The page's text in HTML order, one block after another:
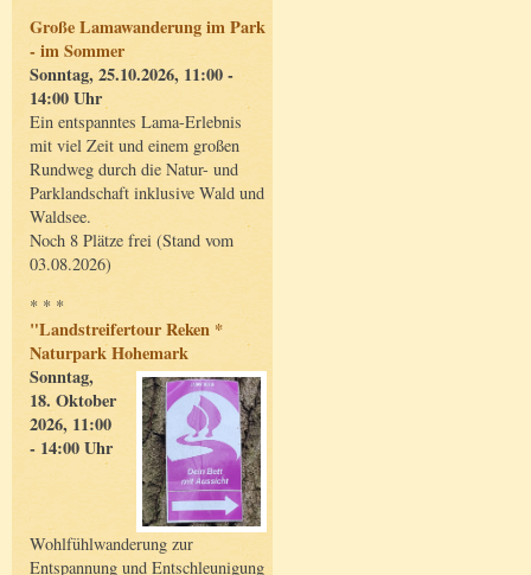
Große Lamawanderung im Park
- im Sommer
Sonntag, 25.10.2026, 11:00 -
14:00 Uhr
Ein entspanntes Lama-Erlebnis
mit viel Zeit und einem großen
Rundweg durch die Natur- und
Parklandschaft inklusive Wald und
Waldsee.
Noch 8 Plätze frei (Stand vom
03.08.2026)
* * *
"Landstreifertour Reken *
Naturpark Hohemark
Sonntag,
18. Oktober
2026, 11:00
- 14:00 Uhr
Wohlfühlwanderung zur
Entspannung und Entschleunigung